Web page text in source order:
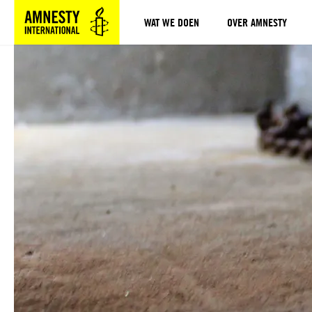
Sla navigatie over
WAT WE DOEN OVER AMNESTY